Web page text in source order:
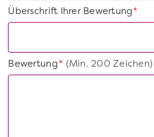
*
Überschrift Ihrer Bewertung
*
Bewertung(Min. 200 Zeichen)